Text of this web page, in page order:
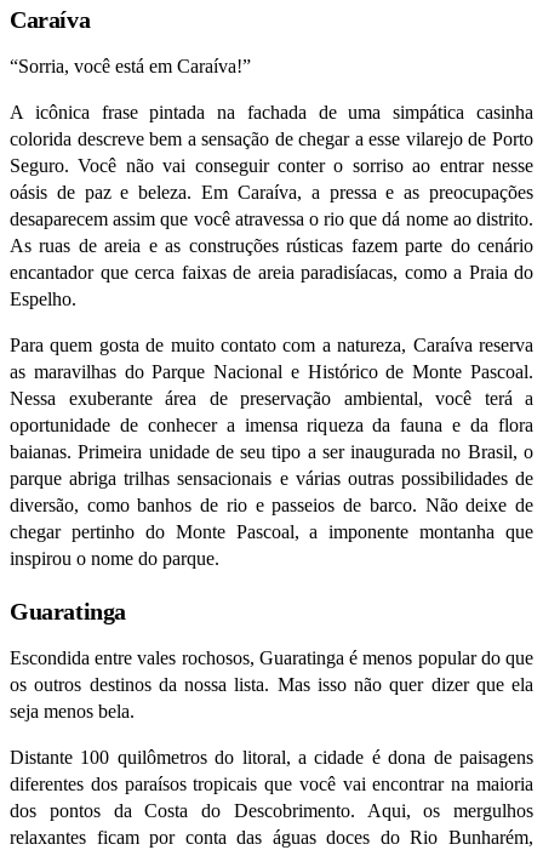
Caraíva
“Sorria, você está em Caraíva!”
A icônica frase pintada na fachada de uma simpática casinha
colorida descreve bem a sensação de chegar a esse vilarejo de Porto
Seguro. Você não vai conseguir conter o sorriso ao entrar nesse
oásis de paz e beleza. Em Caraíva, a pressa e as preocupações
desaparecem assim que você atravessa o rio que dá nome ao distrito.
As ruas de areia e as construções rústicas fazem parte do cenário
encantador que cerca faixas de areia paradisíacas, como a Praia do
Espelho.
Para quem gosta de muito contato com a natureza, Caraíva reserva
as maravilhas do Parque Nacional e Histórico de Monte Pascoal.
Nessa exuberante área de preservação ambiental, você terá a
oportunidade de conhecer a imensa riqueza da fauna e da flora
baianas. Primeira unidade de seu tipo a ser inaugurada no Brasil, o
parque abriga trilhas sensacionais e várias outras possibilidades de
diversão, como banhos de rio e passeios de barco. Não deixe de
chegar pertinho do Monte Pascoal, a imponente montanha que
inspirou o nome do parque.
Guaratinga
Escondida entre vales rochosos, Guaratinga é menos popular do que
os outros destinos da nossa lista. Mas isso não quer dizer que ela
seja menos bela.
Distante 100 quilômetros do litoral, a cidade é dona de paisagens
diferentes dos paraísos tropicais que você vai encontrar na maioria
dos pontos da Costa do Descobrimento. Aqui, os mergulhos
relaxantes ficam por conta das águas doces do Rio Bunharém,